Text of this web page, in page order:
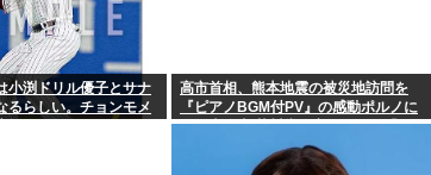
小渕ドリル優子とサナ
るらしい。チョンモメ
高市首相、熊本地震の被災地訪問を
『ピアノBGM付PV』の感動ポルノに
して大炎上 芥川賞作家ぶちぎれ「アホ